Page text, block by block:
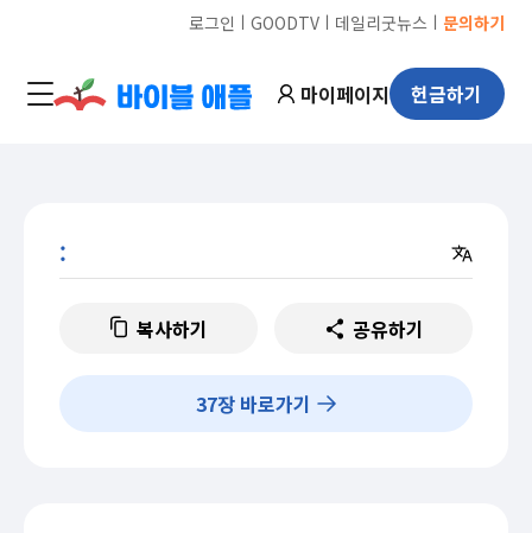
로그인 ㅣ GOODTVㅣ 데일리굿뉴스 ㅣ 문의하기
마이페이지 헌금하기
:
복사하기 공유하기
37장 바로가기